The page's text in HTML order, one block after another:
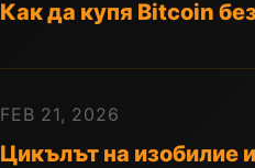
Как да купя Bitcoin
FEB 21, 2026
Цикълът на изобилие